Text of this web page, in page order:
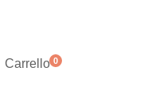
Carrello0